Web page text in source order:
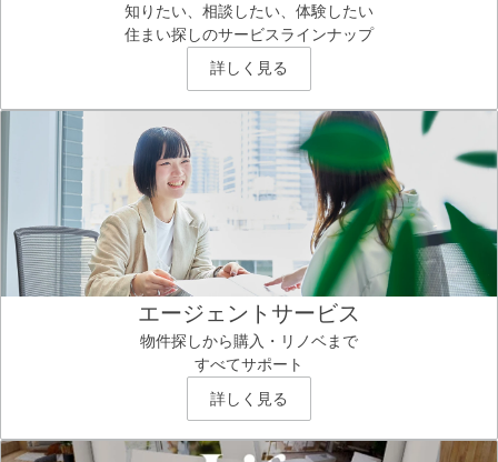
知りたい、相談したい、体験したい
住まい探しのサービスラインナップ
詳しく見る
エージェントサービス
物件探しから購入・リノベまで
すべてサポート
詳しく見る